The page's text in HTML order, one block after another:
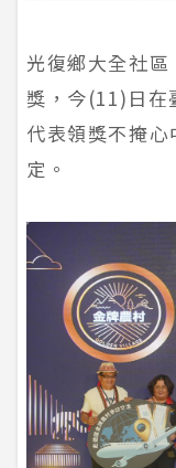
光復鄉大全社
獎，今(11)日在
代表領獎不掩
定。